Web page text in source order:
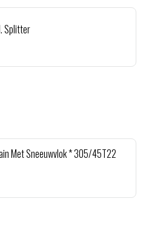
Splitter
Met Sneeuwvlok * 305/45T22